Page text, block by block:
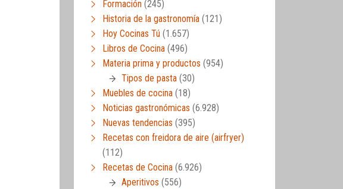
Formación (245)
Historia de la gastronomía (121)
Hoy Cocinas Tú (1.657)
Libros de Cocina (496)
Materia prima y productos (954)
Tipos de pasta (30)
Muebles de cocina (18)
Noticias gastronómicas (6.928)
Nuevas tendencias (395)
Recetas con freidora de aire (airfryer)
(112)
Recetas de Cocina (6.926)
Aperitivos (556)